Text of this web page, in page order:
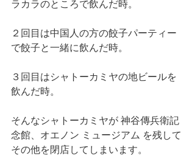
ラカラのところで飲んだ時。
２回目は中国人の方の餃子パーティー
で餃子と一緒に飲んだ時。
３回目はシャトーカミヤの地ビールを
飲んだ時。
そんなシャトーカミヤが 神谷傳兵衛記
念館、オエノン ミュージアム を残して
その他を閉店してしまいます。